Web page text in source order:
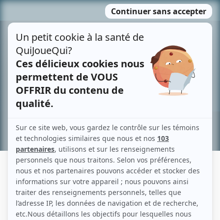
MENU
contenu
Recherche avancée »
FABRICE ROULEAU
Liens
Fiche de Fabrice Rouleau sur Showbizz.net